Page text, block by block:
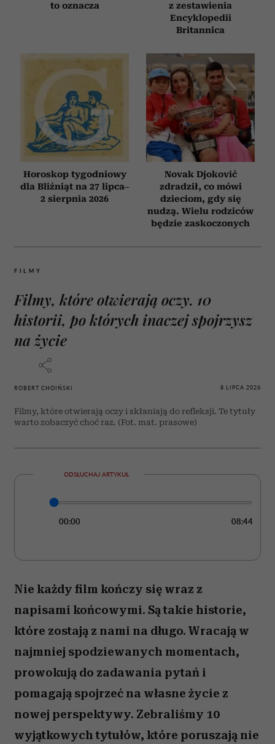
to oznacza
z zestawienia
Encyklopedii
Britannica
Horoskop tygodniowy
dla Bliźniąt na 27 lipca–
2 sierpnia 2026
Novak Djoković
zdradził, co mówi
dzieciom, gdy się
nudzą. Wielu rodziców
będzie zaskoczonych
FILMY
Filmy, które otwierają oczy. 10
historii, po których inaczej spojrzysz
na życie
ROBERT CHOIŃSKI 8 LIPCA 2026
Filmy, które otwierają oczy i skłaniają do refleksji. Te tytuły
warto zobaczyć choć raz. (Fot. mat. prasowe)
ODSŁUCHAJ ARTYKUŁ